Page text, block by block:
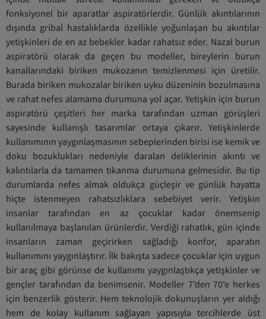
fonksiyonel bir aparatlar aspiratörlerdir. Günlük akıntılarının
dışında gribal hastalıklarda özellikle yoğunlaşan bu akıntılar
yetişkinleri de en az bebekler kadar rahatsız eder. Nazal burun
aspiratörü olarak da geçen bu modeller, bireylerin burun
kanallarındaki biriken mukozanın temizlenmesi için üretilir.
Burada biriken mukozalar biriken uyku düzeninin bozulmasına
ve rahat nefes alamama durumuna yol açar. Yetişkin için burun
aspiratörü çeşitleri her marka tarafından uzman görüşleri
sayesinde kullanışlı tasarımlar ortaya çıkarır. Yetişkinlerde
kullanımının yaygınlaşmasının sebeplerinden birisi ise kemik ve
doku bozuklukları nedeniyle daralan deliklerinin akıntı ve
kalıntılarla da tamamen tıkanma durumuna gelmesidir. Bu tip
durumlarda nefes almak oldukça güçleşir ve günlük hayatta
hiçte istenmeyen rahatsızlıklara sebebiyet verir. Yetişkin
insanlar tarafından en az çocuklar kadar önemsenip
kullanılmaya başlanılan ürünlerdir. Verdiği rahatlık, gün içinde
insanların zaman geçirirken sağladığı konfor, aparatın
kullanımını yaygınlaştırır. İlk bakışta sadece çocuklar için uygun
bir araç gibi görünse de kullanımı yaygınlaştıkça yetişkinler ve
gençler tarafından da benimsenir. Modeller 7’den 70’e herkes
için benzerlik gösterir. Hem teknolojik dokunuşların yer aldığı
hem de kolay kullanım sağlayan yapısıyla tercihlerde üst